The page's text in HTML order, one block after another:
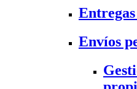
Envíos